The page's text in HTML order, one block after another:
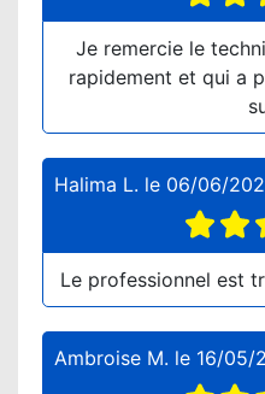
Je remercie le
rapidement et qui a
Halima L. le 06/06/
Le professionnel est
Ambroise M. le 16/05/